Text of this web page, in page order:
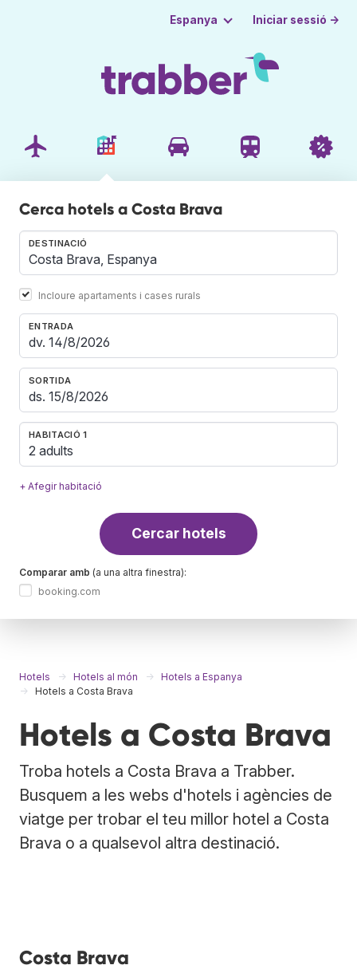
Espanya Iniciar sessió →
Cerca hotels a Costa Brava
DESTINACIÓ
Incloure apartaments i cases rurals
ENTRADA
SORTIDA
HABITACIÓ 1
2 adults
+ Afegir habitació
Cercar hotels
Comparar amb (a una altra finestra):
booking.com
Hotels Hotels al món
Hotels a Espanya
Hotels a Costa Brava
Hotels a Costa Brava
Troba hotels a Costa Brava a Trabber.
Busquem a les webs d'hotels i agències de
viatge per trobar el teu millor hotel a Costa
Brava o a qualsevol altra destinació.
Costa Brava